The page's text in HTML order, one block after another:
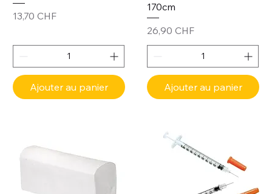
Prix
13,70 CHF
Ajouter au panier
170cm
Prix
26,90 CHF
Ajouter au panier